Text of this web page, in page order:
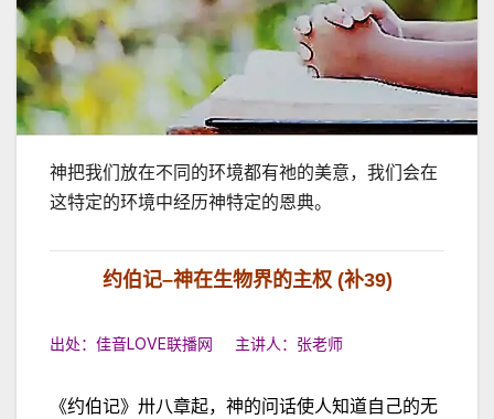
神把我们放在不同的环境都有祂的美意，我们会在
这特定的环境中经历神特定的恩典。
约伯记–神在生物界的主权 (补39)
出处：佳音LOVE联播网 主讲人：张老师
《约伯记》卅八章起，神的问话使人知道自己的无